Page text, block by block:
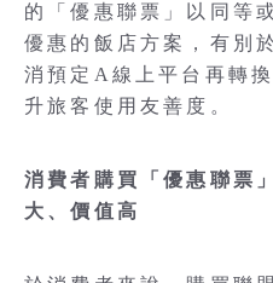
的「優惠聯票」以同等
優惠的飯店方案，有別
消預定A線上平台再轉
升旅客使用友善度。
消費者購買「優惠聯票
大、價值高